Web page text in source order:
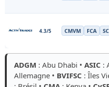
4.3/5 CMVM FCA
ADGM : Abu Dhabi • ASIC :
Allemagne • BVIFSC : Îles